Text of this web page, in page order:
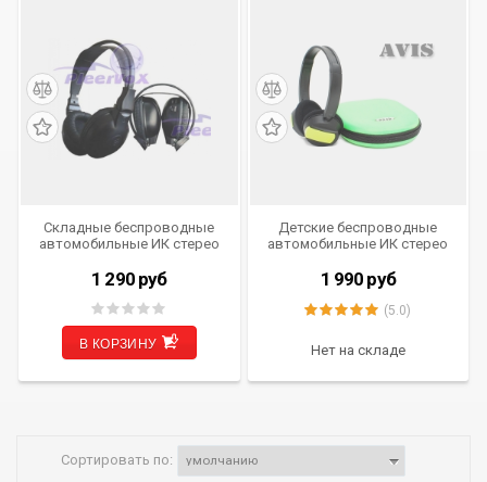
Складные беспроводные
автомобильные ИК стерео
PLV-IRPH-08A
1 290 руб
В КОРЗИНУ
Детские беспроводные
автомобильные ИК стерео
AVIS AVS002KIDS
1 990 руб
(5.0)
Нет на складе
Сортировать по: